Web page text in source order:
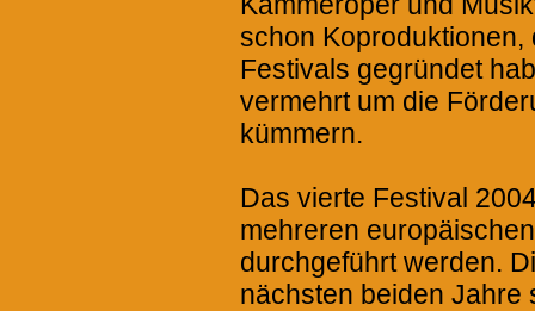
schon
Festivals gegründet
vermehrt um die
kümmern.
Das vierte Festival
mehreren
durchgeführt werden.
nächsten beiden Jahre